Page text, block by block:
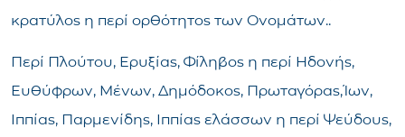
κρατύλος η περί ορθότητος των Ονομάτων..
Περί Πλούτου, Ερυξίας, Φίληβος η περί Ηδονής,
Ευθύφρων, Μένων, Δημόδοκος, Πρωταγόρας,Ίων,
Ιππίας, Παρμενίδης, Ιππίας ελάσσων η περί Ψεύδους,